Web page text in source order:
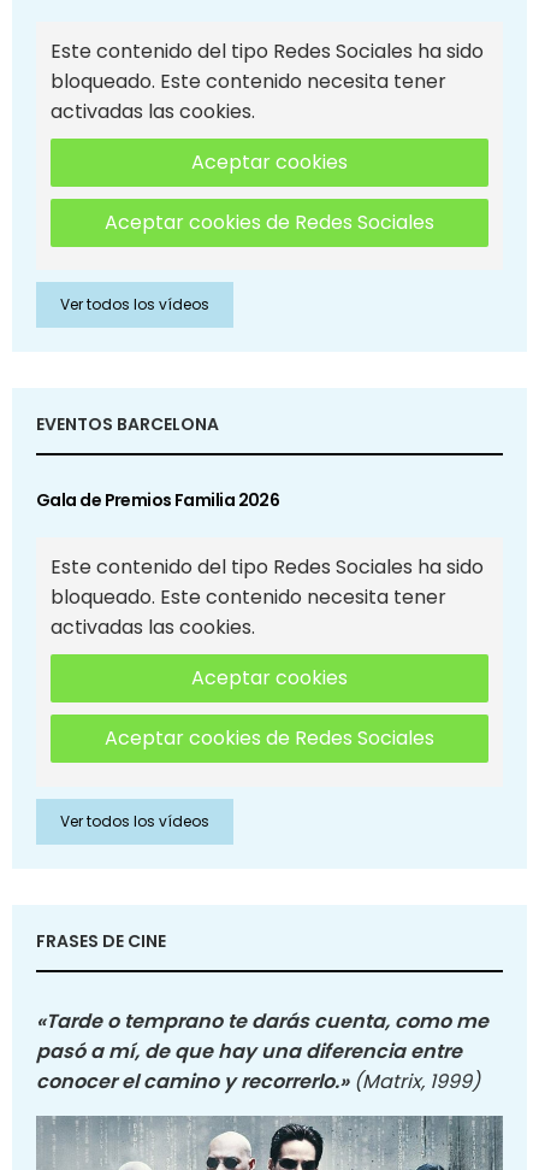
Este contenido del tipo Redes Sociales ha sido
bloqueado. Este contenido necesita tener
activadas las cookies.
Aceptar cookies
Aceptar cookies de Redes Sociales
Ver todos los vídeos
EVENTOS BARCELONA
Gala de Premios Familia 2026
Este contenido del tipo Redes Sociales ha sido
bloqueado. Este contenido necesita tener
activadas las cookies.
Aceptar cookies
Aceptar cookies de Redes Sociales
Ver todos los vídeos
FRASES DE CINE
«Tarde o temprano te darás cuenta, como me
pasó a mí, de que hay una diferencia entre
conocer el camino y recorrerlo.» (Matrix, 1999)